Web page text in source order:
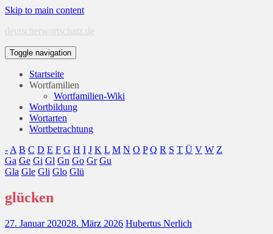
Skip to main content
deutscherwortschatz.de
Toggle navigation
Startseite
Wortfamilien
Wortfamilien-Wiki
Wortbildung
Wortarten
Wortbetrachtung
- A B C D E F G H I J K L M N O P Q R S T Ü V W Z
Ga Ge Gi Gl Gn Go Gr Gu
Gla Gle Gli Glo Glü
glücken
27. Januar 202028. März 2026 Hubertus Nerlich